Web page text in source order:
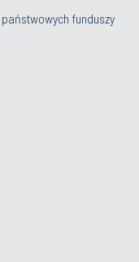
funduszy